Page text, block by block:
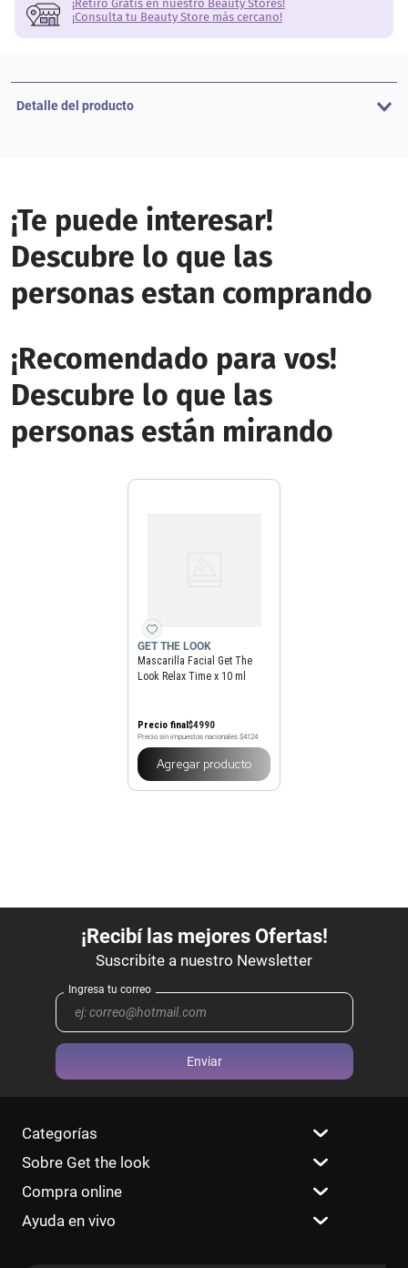
¡Retiro Gratis en nuestro Beauty Stores!
¡Consulta tu Beauty Store más cercano!
Detalle del producto
¡Te puede interesar!
Descubre lo que las
personas estan comprando
¡Recomendado para vos!
Descubre lo que las
personas están mirando
GET THE LOOK
Mascarilla Facial Get The
Look Relax Time x 10 ml
Precio final$4990
Precio sin impuestos nacionales $4124
Agregar producto
Enviar
Categorías
Sobre Get the look
Compra online
Ayuda en vivo